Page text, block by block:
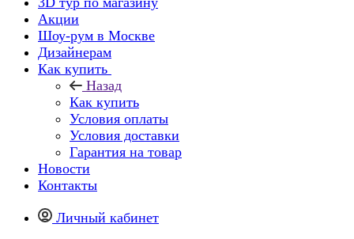
Акции
Шоу-рум в Москве
Дизайнерам
Как купить
Назад
Как купить
Условия оплаты
Условия доставки
Гарантия на товар
Новости
Контакты
Личный кабинет